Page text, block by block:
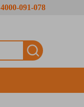
4000-091-078